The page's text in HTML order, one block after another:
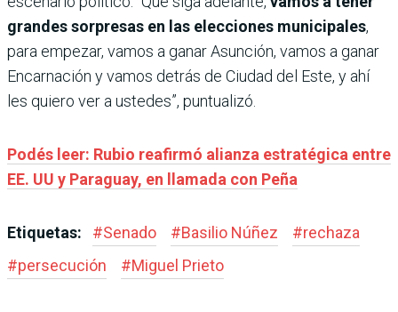
grandes sorpresas en las elecciones municipales,
para empezar, vamos a ganar Asunción, vamos a ganar
Encarnación y vamos detrás de Ciudad del Este, y ahí
les quiero ver a ustedes”, puntualizó.
Podés leer: Rubio reafirmó alianza estratégica entre
EE. UU y Paraguay, en llamada con Peña
Etiquetas: #Senado #Basilio Núñez #rechaza
#persecución #Miguel Prieto